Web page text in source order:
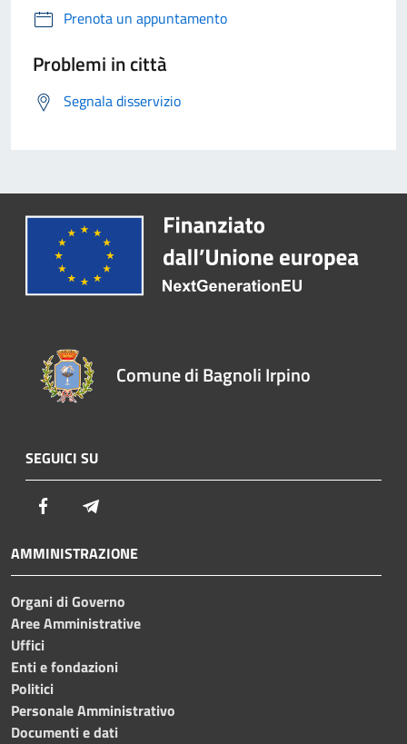
Prenota un appuntamento
Problemi in città
Segnala disservizio
Comune di Bagnoli Irpino
SEGUICI SU
Facebook
AMMINISTRAZIONE
Organi di Governo
Aree Amministrative
Uffici
Enti e fondazioni
Politici
Personale Amministrativo
Documenti e dati